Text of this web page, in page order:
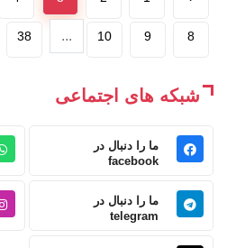
8
9
10
...
38
شبکه های اجتماعی
ما را دنبال در
facebook
ما را دنبال در
telegram